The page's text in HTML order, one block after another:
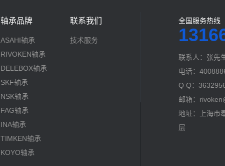
轴承品牌
ASAHI轴承
RIVOKEN轴承
DELEBOX轴承
SKF轴承
NSK轴承
FAG轴承
INA轴承
TIMKEN轴承
KOYO轴承
联系我们
技术服务
全国服务热线
联系人：张先
电话：
Q Q：
邮箱：
地址：上海市
层